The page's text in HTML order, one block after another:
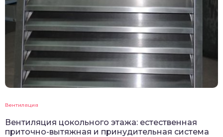
Вентиляция
Вентиляция цокольного этажа: естественная
приточно-вытяжная и принудительная система